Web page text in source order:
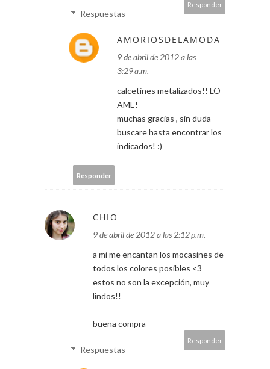
Responder
Respuestas
AMORIOSDELAMODA
9 de abril de 2012 a las
3:29 a.m.
calcetines metalizados!! LO
AME!
muchas gracias , sin duda
buscare hasta encontrar los
indicados! :)
Responder
CHIO
9 de abril de 2012 a las 2:12 p.m.
a mi me encantan los mocasines de
todos los colores posibles <3
estos no son la excepción, muy
lindos!!
buena compra
Responder
Respuestas